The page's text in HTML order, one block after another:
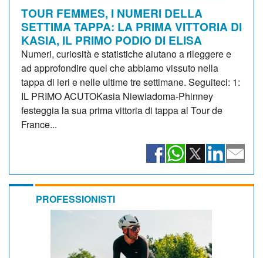
TOUR FEMMES, I NUMERI DELLA
SETTIMA TAPPA: LA PRIMA VITTORIA DI
KASIA, IL PRIMO PODIO DI ELISA
Numeri, curiosità e statistiche aiutano a rileggere e
ad approfondire quel che abbiamo vissuto nella
tappa di ieri e nelle ultime tre settimane. Seguiteci: 1:
IL PRIMO ACUTOKasia Niewiadoma-Phinney
festeggia la sua prima vittoria di tappa al Tour de
France...
PROFESSIONISTI